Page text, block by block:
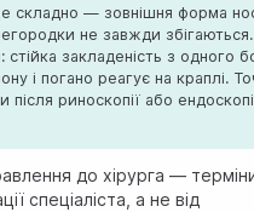
складно — зовнішня форма
не завжди збігаються.
стійка закладеність з одного
і погано реагує на краплі.
після риноскопії або
до хірурга —
спеціаліста, а не від